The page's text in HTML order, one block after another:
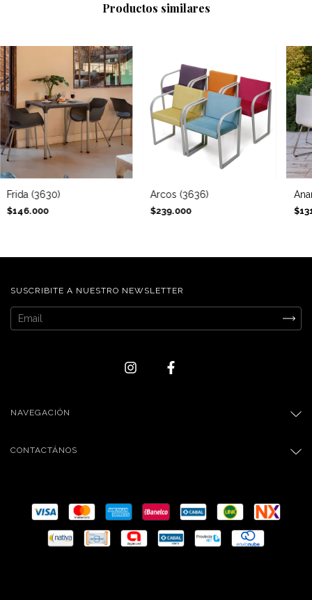
Productos similares
Frida (3630)
$146.000
Arcos (3636)
$239.000
SUSCRIBITE A NUESTRO NEWSLETTER
NAVEGACIÓN
CONTACTÁNOS